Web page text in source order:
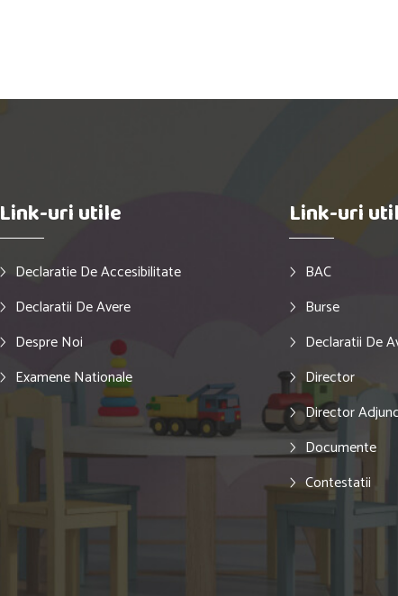
Link-uri utile
Declaratie De Accesibilitate
Declaratii De Avere
Despre Noi
Examene Nationale
Link-uri
BAC
Burse
Declaratii De
Director
Director
Documente
Contestatii